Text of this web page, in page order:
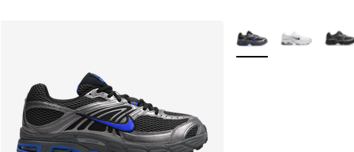
Plus de couleurs